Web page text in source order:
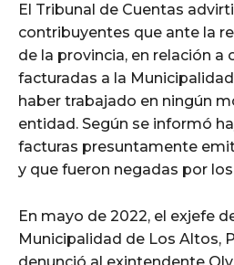
El Tribunal de Cuentas
contribuyentes que ante la
de la provincia, en relación a
facturadas a la
haber trabajado en ningún
entidad. Según se informó
facturas presuntamente
y que fueron negadas por
En mayo de 2022, el exjefe
Municipalidad de Los Altos,